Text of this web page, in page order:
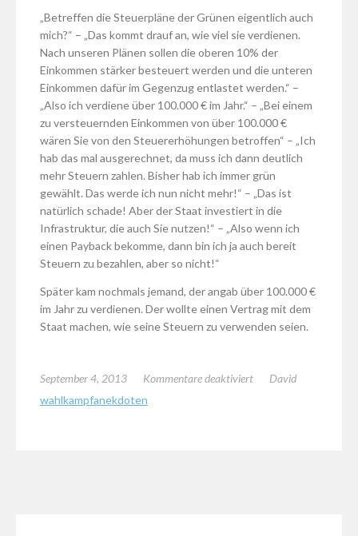
„Betreffen die Steuerpläne der Grünen eigentlich auch
mich?“ – „Das kommt drauf an, wie viel sie verdienen.
Nach unseren Plänen sollen die oberen 10% der
Einkommen stärker besteuert werden und die unteren
Einkommen dafür im Gegenzug entlastet werden.“ –
„Also ich verdiene über 100.000 € im Jahr.“ – „Bei einem
zu versteuernden Einkommen von über 100.000 €
wären Sie von den Steuererhöhungen betroffen“ – „Ich
hab das mal ausgerechnet, da muss ich dann deutlich
mehr Steuern zahlen. Bisher hab ich immer grün
gewählt. Das werde ich nun nicht mehr!“ – „Das ist
natürlich schade! Aber der Staat investiert in die
Infrastruktur, die auch Sie nutzen!“ – „Also wenn ich
einen Payback bekomme, dann bin ich ja auch bereit
Steuern zu bezahlen, aber so nicht!“
Später kam nochmals jemand, der angab über 100.000 €
im Jahr zu verdienen. Der wollte einen Vertrag mit dem
Staat machen, wie seine Steuern zu verwenden seien.
September 4, 2013 Kommentare deaktiviertfür
David
wahlkampfanekdoten